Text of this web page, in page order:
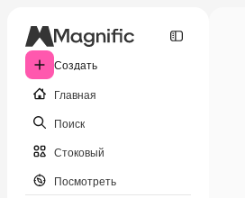
Создать
Главная
Поиск
Стоковый
Посмотреть